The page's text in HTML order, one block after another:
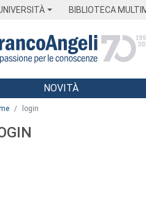
BIBLIOTECA
NOVITÀ
login